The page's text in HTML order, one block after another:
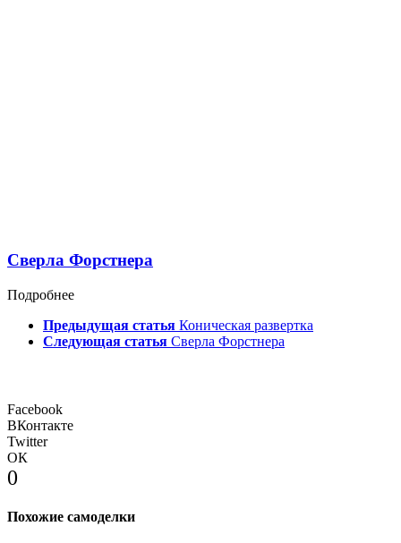
Сверла Форстнера
Подробнее
Предыдущая статья Коническая развертка
Следующая статья Сверла Форстнера
Facebook
ВКонтакте
Twitter
ОК
0
Похожие самоделки